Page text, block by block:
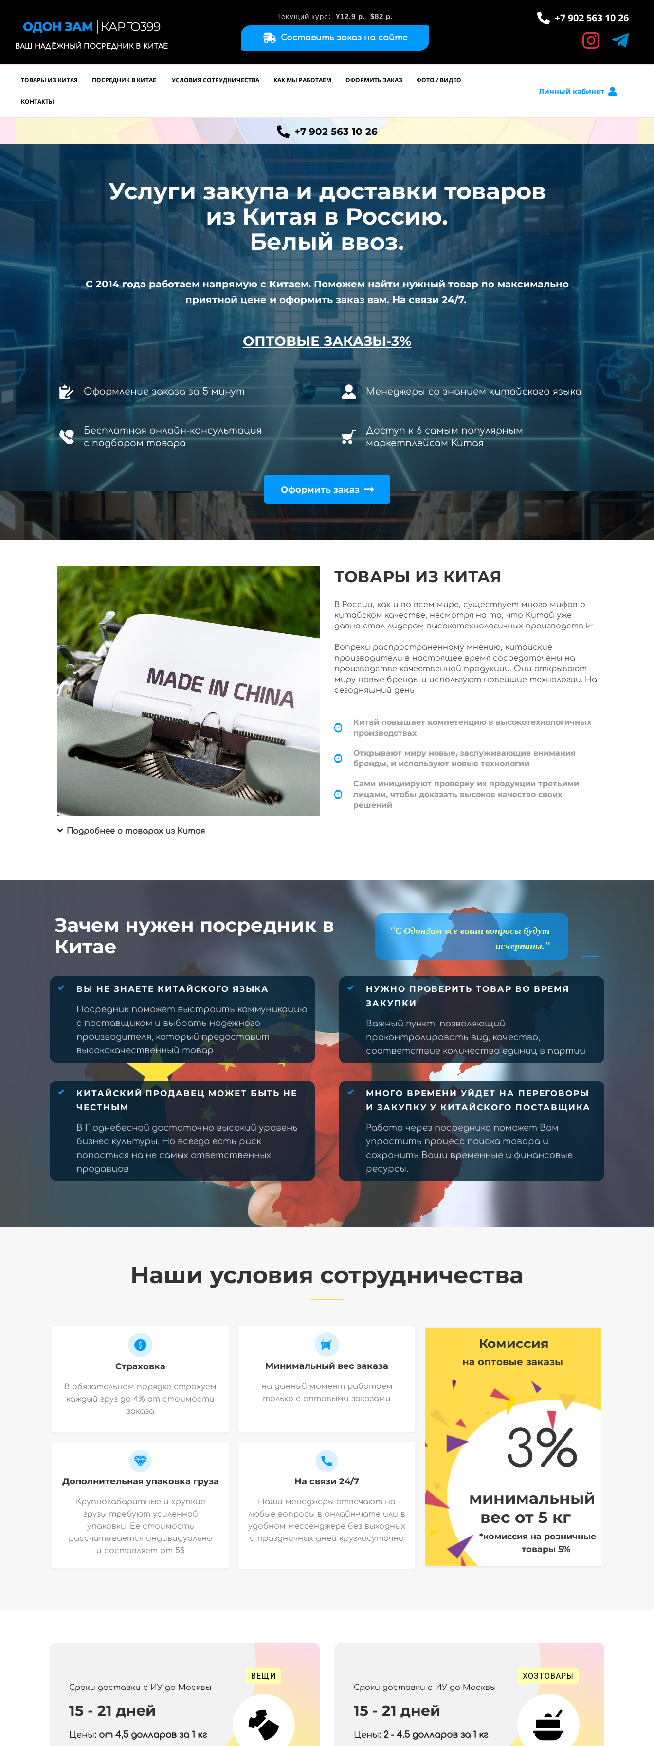
ВАШ НАДЁЖНЫЙ ПОСРЕДНИК В КИТАЕ
Текущий курс: ¥12.9 р. $82 р.
Составить заказ на сайте
+7 902 563 10 26
ТОВАРЫ ИЗ КИТАЯ ПОСРЕДНИК В КИТАЕ УСЛОВИЯ СОТРУДНИЧЕСТВА КАК МЫ РАБОТАЕМ ОФОРМИТЬ ЗАКАЗ ФОТО / ВИДЕО
КОНТАКТЫ
Личный кабинет
+7 902 563 10 26
Услуги закупа и доставки товаров
из Китая в Россию.
Белый ввоз.
С 2014 года работаем напрямую с Китаем. Поможем найти нужный товар по максимально
приятной цене и оформить заказ вам. На связи 24/7.
ОПТОВЫЕ ЗАКАЗЫ-3%
Оформление заказа за 5 минут Менеджеры со знанием китайского языка
Бесплатная онлайн-консультация
с подбором товара
Доступ к 6 самым популярным
маркетплейсам Китая
Оформить заказ
ТОВАРЫ ИЗ КИТАЯ
В России, как и во всем мире, существует много мифов о
китайском качестве, несмотря на то, что Китай уже
давно стал лидером высокотехнологичных производств 📈
Вопреки распространенному мнению, китайские
производители в настоящее время сосредоточены на
производстве качественной продукции. Они открывают
миру новые бренды и используют новейшие технологии. На
сегодняшний день
Китай повышает компетенцию в высокотехнологичных
производствах
Открывают миру новые, заслуживающие внимания
бренды, и используют новые технологии
Сами инициируют проверку их продукции третьими
лицами, чтобы доказать высокое качество своих
решений
Подробнее о товарах из Китая
Зачем нужен посредник в
Китае
"С ОдонЗам все ваши вопросы будут
исчерпаны."
ВЫ НЕ ЗНАЕТЕ КИТАЙСКОГО ЯЗЫКА
Посредник поможет выстроить коммуникацию
с поставщиком и выбрать надежного
производителя, который предоставит
высококачественный товар
НУЖНО ПРОВЕРИТЬ ТОВАР ВО ВРЕМЯ
ЗАКУПКИ
Важный пункт, позволяющий
проконтролировать вид, качество,
соответствие количества единиц в партии
КИТАЙСКИЙ ПРОДАВЕЦ МОЖЕТ БЫТЬ НЕ
ЧЕСТНЫМ
В Поднебесной достаточно высокий уровень
бизнес культуры. Но всегда есть риск
попасться на не самых ответственных
продавцов
МНОГО ВРЕМЕНИ УЙДЕТ НА ПЕРЕГОВОРЫ
И ЗАКУПКУ У КИТАЙСКОГО ПОСТАВЩИКА
Работа через посредника поможет Вам
упростить процесс поиска товара и
сохранить Ваши временные и финансовые
ресурсы.
Наши условия сотрудничества
Страховка
В обязательном порядке страхуем
каждый груз до 4% от стоимости
заказа
Дополнительная упаковка груза
Крупногабаритные и хрупкие
грузы требуют усиленной
упаковки. Ее стоимость
рассчитывается индивидуально
и составляет от 5$
Минимальный вес заказа
на данный момент работаем
только с оптовыми заказами
На связи 24/7
Наши менеджеры отвечают на
любые вопросы в онлайн-чате или в
удобном мессенджере без выходных
и праздничных дней круглосуточно
Комиссия
на оптовые заказы
3%
минимальный
вес от 5 кг
*комиссия на розничные
товары 5%
Сроки доставки с ИУ до Москвы
15 - 21 дней
Цены: от 4,5 долларов за 1 кг
ВЕЩИ
Сроки доставки с ИУ до Москвы
15 - 21 дней
Цены: 2 - 4.5 долларов за 1 кг
ХОЗТОВАРЫ